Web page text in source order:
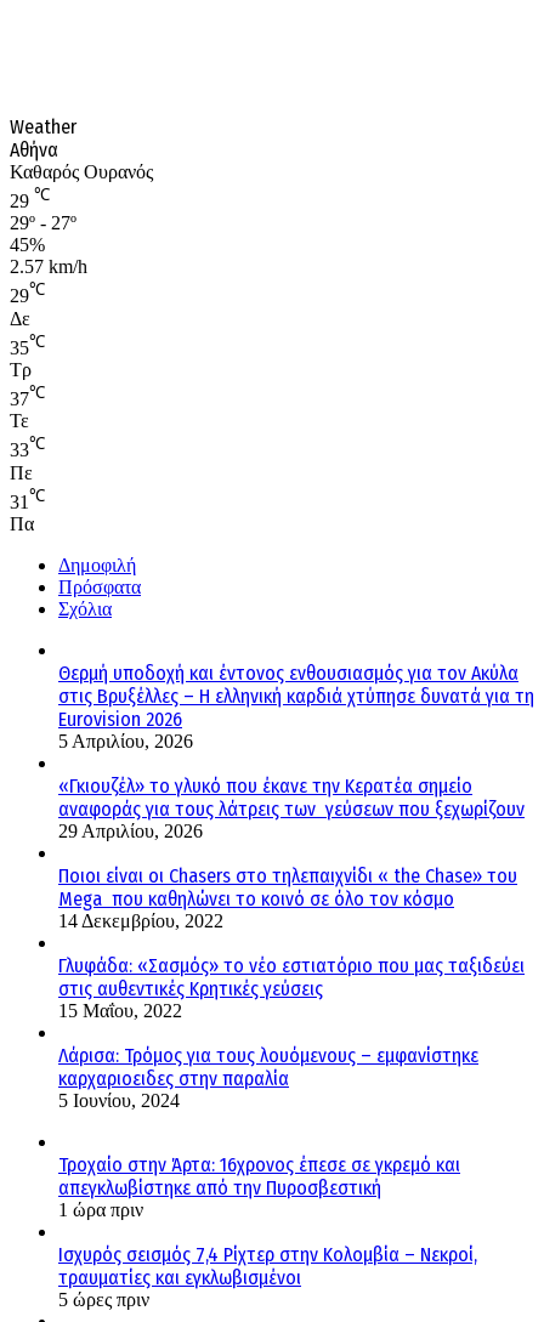
Weather
Αθήνα
Καθαρός Ουρανός
29 ℃
29º - 27º
45%
2.57 km/h
29℃
Δε
35℃
Τρ
37℃
Τε
33℃
Πε
31 ℃
Πα
Δημοφιλή
Πρόσφατα
Σχόλια
Θερμή υποδοχή και έντονος ενθουσιασμός για τον Ακύλα
στις Βρυξέλλες – Η ελληνική καρδιά χτύπησε δυνατά για τη
Eurovision 2026
5 Απριλίου, 2026
«Γκιουζέλ» το γλυκό που έκανε την Κερατέα σημείο
αναφοράς για τους λάτρεις των γεύσεων που ξεχωρίζουν
29 Απριλίου, 2026
Ποιοι είναι οι Chasers στο τηλεπαιχνίδι « the Chase» του
Mega που καθηλώνει το κοινό σε όλο τον κόσμο
14 Δεκεμβρίου, 2022
Γλυφάδα: «Σασμός» το νέο εστιατόριο που μας ταξιδεύει
στις αυθεντικές Κρητικές γεύσεις
15 Μαΐου, 2022
Λάρισα: Τρόμος για τους λουόμενους – εμφανίστηκε
καρχαριοειδες στην παραλία
5 Ιουνίου, 2024
Τροχαίο στην Άρτα: 16χρονος έπεσε σε γκρεμό και
απεγκλωβίστηκε από την Πυροσβεστική
1 ώρα πριν
Ισχυρός σεισμός 7,4 Ρίχτερ στην Κολομβία – Νεκροί,
τραυματίες και εγκλωβισμένοι
5 ώρες πριν